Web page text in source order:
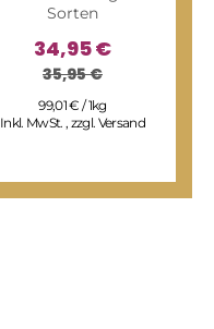
Sorten
34,95 €
35,95 €
99,01 € / 1kg
Inkl. MwSt. , zzgl. Versand